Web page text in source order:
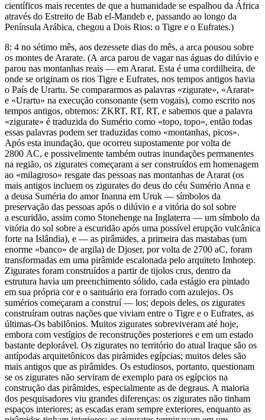
científicos mais recentes de que a humanidade se espalhou da África
através do Estreito de Bab el-Mandeb e, passando ao longo da
Península Arábica, chegou a Dois Rios: o Tigre e o Eufrates.)
8: 4 no sétimo mês, aos dezessete dias do mês, a arca pousou sobre
os montes de Ararate. (A arca parou de vagar nas águas do dilúvio e
parou nas montanhas reais — em Ararat. Esta é uma cordilheira, de
onde se originam os rios Tigre e Eufrates, nos tempos antigos havia
o País de Urartu. Se compararmos as palavras «zigurate», «Ararat»
e «Urartu» na execução consonante (sem vogais), como escrito nos
tempos antigos, obtemos: ZKRT, RT, RT, e sabemos que a palavra
«zigurate» é traduzida do Sumério como «topo, topo», então todas
essas palavras podem ser traduzidas como «montanhas, picos».
Após esta inundação, que ocorreu supostamente por volta de
2800 AC, e possivelmente também outras inundações permanentes
na região, os zigurates começaram a ser construídos em homenagem
ao «milagroso» resgate das pessoas nas montanhas de Ararat (os
mais antigos incluem os zigurates do deus do céu Sumério Anna e
a deusa Suméria do amor Inanna em Uruk — símbolos da
preservação das pessoas após o dilúvio e a vitória do sol sobre
a escuridão, assim como Stonehenge na Inglaterra — um símbolo da
vitória do sol sobre a escuridão após uma possível erupção vulcânica
forte na Islândia), e — as pirâmides, a primeira das mastabas (um
enorme «banco» de argila) de Djoser, por volta de 2700 aC, foram
transformadas em uma pirâmide escalonada pelo arquiteto Imhotep.
Zigurates foram construídos a partir de tijolos crus, dentro da
estrutura havia um preenchimento sólido, cada estágio era pintado
em sua própria cor e o santuário era forrado com azulejos. Os
sumérios começaram a construí — los; depois deles, os zigurates
construíram outras nações que viviam entre o Tigre e o Eufrates, as
últimas-Os babilônios. Muitos zigurates sobreviveram até hoje,
embora com vestígios de reconstruções posteriores e em um estado
bastante deplorável. Os zigurates no território do atual Iraque são os
antípodas arquitetônicos das pirâmides egípcias; muitos deles são
mais antigos que as pirâmides. Os estudiosos, portanto, questionam
se os zigurates não serviram de exemplo para os egípcios na
construção das pirâmides, especialmente as de degraus. A maioria
dos pesquisadores viu grandes diferenças: os zigurates não tinham
espaços interiores; as escadas eram sempre exteriores, enquanto as